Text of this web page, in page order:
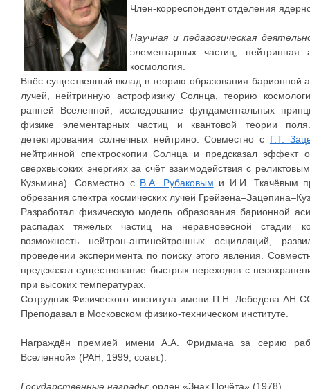
Член-корреспондент отделения
Научная и педагогическая
элементарных частиц, нейтринная
космология.
Внёс существенный вклад в теорию образования барионной
лучей, нейтринную астрофизику Солнца, теорию
ранней Вселенной, исследование фундаментальных
физике элементарных частиц и квантовой теории
детектирования солнечных нейтрино. Совместно с Г.Т.
нейтринной спектроскопии Солнца и предсказал эффект
сверхвысоких энергиях за счёт взаимодействия с
Кузьмина). Совместно с В.А. Рубаковым и И.И. Ткачёвым
обрезания спектра космических лучей
Разработал физическую модель образования барионной
распадах тяжёлых частиц на неравновесной стадии
возможность нейтрон-антинейтронных осцилляций,
проведении эксперимента по поиску этого явления.
предсказал существование быстрых переходов с
при высоких температурах.
Сотрудник Физического института имени П.Н. Лебедева АН
Преподавал в Московском физико-техническом институте.
Награждён премией имени А.А. Фридмана за серию
Вселенной» (РАН, 1999, соавт.).
Государственные награды: орден «Знак Почёта» (1978).